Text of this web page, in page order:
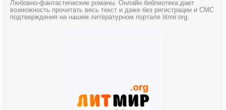
Любовно-фантастические романы. Онлайн библиотека дает
возможность прочитать весь текст и даже без регистрации и СМС
подтверждения на нашем литературном портале litmir.org.